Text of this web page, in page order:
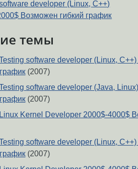
developer (Linux, C++)
Возможен гибкий график
темы
software developer (Linux,
(2007)
software developer (Java,
(2007)
Linux Kernel Developer 2000$-4000$
software developer (Linux,
(2007)